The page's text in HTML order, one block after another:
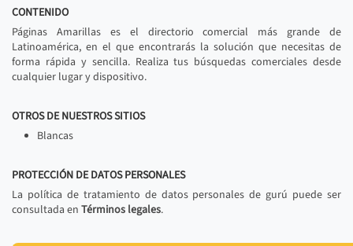
CONTENIDO
Páginas Amarillas es el directorio comercial más grande de
Latinoamérica, en el que encontrarás la solución que necesitas de
forma rápida y sencilla. Realiza tus búsquedas comerciales desde
cualquier lugar y dispositivo.
OTROS DE NUESTROS SITIOS
Blancas
PROTECCIÓN DE DATOS PERSONALES
La política de tratamiento de datos personales de gurú puede ser
consultada en Términos legales.